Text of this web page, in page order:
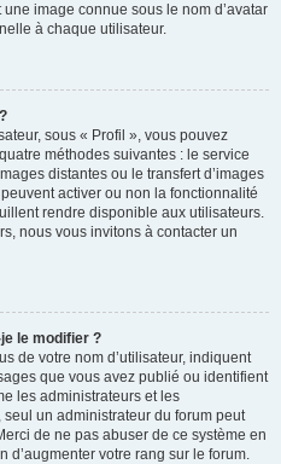
image connue sous le nom d’avatar
à chaque utilisateur.
sous « Profil », vous pouvez
méthodes suivantes : le service
distantes ou le transfert d’images
activer ou non la fonctionnalité
rendre disponible aux utilisateurs.
nous vous invitons à contacter un
le modifier ?
de votre nom d’utilisateur, indiquent
que vous avez publié ou identifient
les administrateurs et les
un administrateur du forum peut
de ne pas abuser de ce système en
d’augmenter votre rang sur le forum.